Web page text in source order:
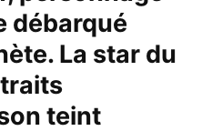
débarqué
La star du
teint